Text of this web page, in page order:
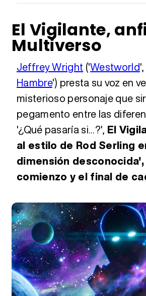
El Vigilante,
Multiverso
Jeffrey Wright ('Westworld
Hambre') presta su voz en
misterioso personaje que
pegamento entre las
'¿Qué pasaría si...?', El
al estilo de Rod Serling
dimensión
comienzo y el final de